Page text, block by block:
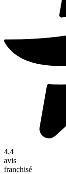
4,4
avis
franchisé